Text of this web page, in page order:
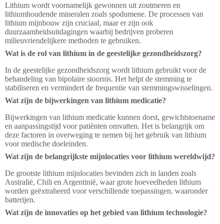
Lithium wordt voornamelijk gewonnen uit zoutmeren en
lithiumhoudende mineralen zoals spodumene. De processen van
lithium mijnbouw zijn cruciaal, maar er zijn ook
duurzaamheidsuitdagingen waarbij bedrijven proberen
milieuvriendelijkere methoden te gebruiken.
Wat is de rol van lithium in de geestelijke gezondheidszorg?
In de geestelijke gezondheidszorg wordt lithium gebruikt voor de
behandeling van bipolaire stoornis. Het helpt de stemming te
stabiliseren en vermindert de frequentie van stemmingswisselingen.
Wat zijn de bijwerkingen van lithium medicatie?
Bijwerkingen van lithium medicatie kunnen dorst, gewichtstoename
en aanpassingstijd voor patiënten omvatten. Het is belangrijk om
deze factoren in overweging te nemen bij het gebruik van lithium
voor medische doeleinden.
Wat zijn de belangrijkste mijnlocaties voor lithium wereldwijd?
De grootste lithium mijnlocaties bevinden zich in landen zoals
Australië, Chili en Argentinië, waar grote hoeveelheden lithium
worden geëxtraheerd voor verschillende toepassingen, waaronder
batterijen.
Wat zijn de innovaties op het gebied van lithium technologie?